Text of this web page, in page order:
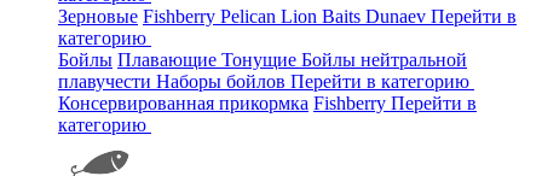
Зерновые Fishberry Pelican Lion Baits Dunaev Перейти в
категорию
Бойлы Плавающие Тонущие Бойлы нейтральной
плавучести Наборы бойлов Перейти в категорию
Консервированная прикормка Fishberry Перейти в
категорию